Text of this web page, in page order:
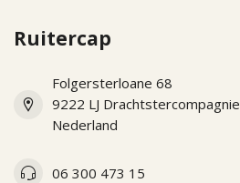
Ruitercap
Folgersterloane 68
9222 LJ Drachtstercompagnie
Nederland
06 300 473 15